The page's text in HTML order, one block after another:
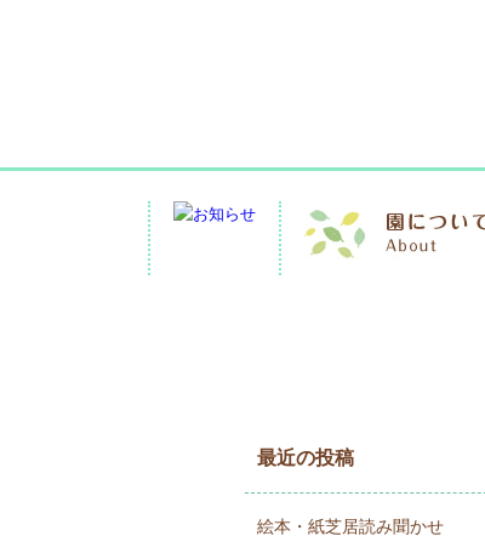
最近の投稿
絵本・紙芝居読み聞かせ